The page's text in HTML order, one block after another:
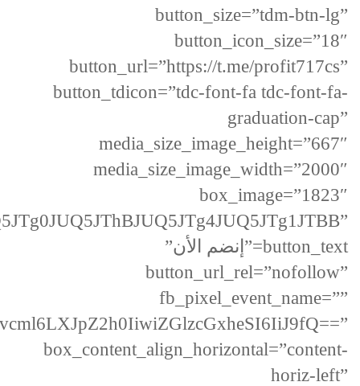
button_size=”tdm-btn-lg”
button_icon_size=”18″
button_url=”https://t.me/profit717cs”
button_tdicon=”tdc-font-fa tdc-font-fa-
graduation-cap”
media_size_image_height=”667″
media_size_image_width=”2000″
box_image=”1823″
button_text=”إنضم الأن”
button_url_rel=”nofollow”
fb_pixel_event_name=””
box_content_align_horizontal=”content-
horiz-left”